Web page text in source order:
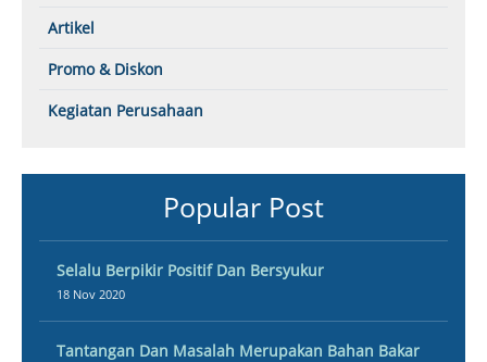
Artikel
Promo & Diskon
Kegiatan Perusahaan
Popular Post
Selalu Berpikir Positif Dan Bersyukur
18 Nov 2020
Tantangan Dan Masalah Merupakan Bahan Bakar